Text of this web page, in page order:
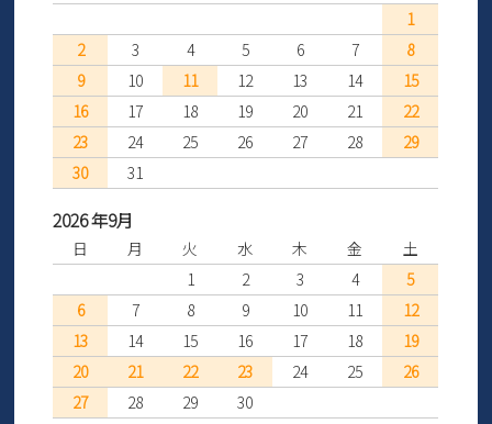
1
2
3 4 5 6 7
8
9
10 11 12 13 14
15
16
17 18 19 20 21
22
23
24 25 26 27 28
29
30
31
2026 年9月
日 月 火 水 木 金
土
1
2 3 4
5
6
7 8 9 10 11
12
13
14 15 16 17 18
19
20
21 22 23 24 25
26
27
28 29 30